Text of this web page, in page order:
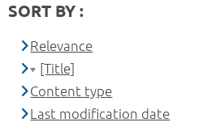
SORT BY :
Relevance
[Title]
Content type
Last modification date